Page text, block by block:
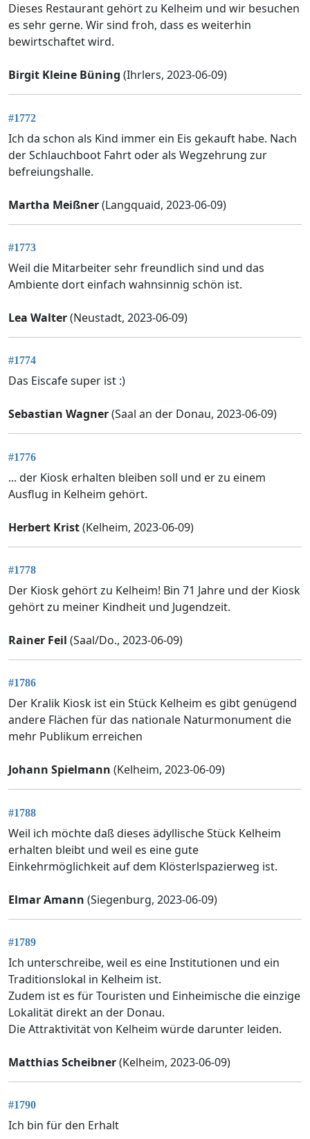
Dieses Restaurant gehört zu Kelheim und wir besuchen
es sehr gerne. Wir sind froh, dass es weiterhin
bewirtschaftet wird.
Birgit Kleine Büning (Ihrlers, 2023-06-09)
#1772
Ich da schon als Kind immer ein Eis gekauft habe. Nach
der Schlauchboot Fahrt oder als Wegzehrung zur
befreiungshalle.
Martha Meißner(Langquaid, 2023-06-09)
#1773
Weil die Mitarbeiter sehr freundlich sind und das
Ambiente dort einfach wahnsinnig schön ist.
Lea Walter(Neustadt, 2023-06-09)
#1774
Das Eiscafe super ist :)
Sebastian Wagner(Saal an der Donau, 2023-06-09)
#1776
... der Kiosk erhalten bleiben soll und er zu einem
Ausflug in Kelheim gehört.
Herbert Krist(Kelheim, 2023-06-09)
#1778
Der Kiosk gehört zu Kelheim! Bin 71 Jahre und der Kiosk
gehört zu meiner Kindheit und Jugendzeit.
Rainer Feil (Saal/Do., 2023-06-09)
#1786
Der Kralik Kiosk ist ein Stück Kelheim es gibt genügend
andere Flächen für das nationale Naturmonument die
mehr Publikum erreichen
Johann Spielmann (Kelheim, 2023-06-09)
#1788
Weil ich möchte daß dieses ädyllische Stück Kelheim
erhalten bleibt und weil es eine gute
Einkehrmöglichkeit auf dem Klösterlspazierweg ist.
Elmar Amann (Siegenburg, 2023-06-09)
#1789
Ich unterschreibe, weil es eine Institutionen und ein
Traditionslokal in Kelheim ist.
Zudem ist es für Touristen und Einheimische die einzige
Lokalität direkt an der Donau.
Die Attraktivität von Kelheim würde darunter leiden.
Matthias Scheibner(Kelheim, 2023-06-09)
#1790
Ich bin für den Erhalt